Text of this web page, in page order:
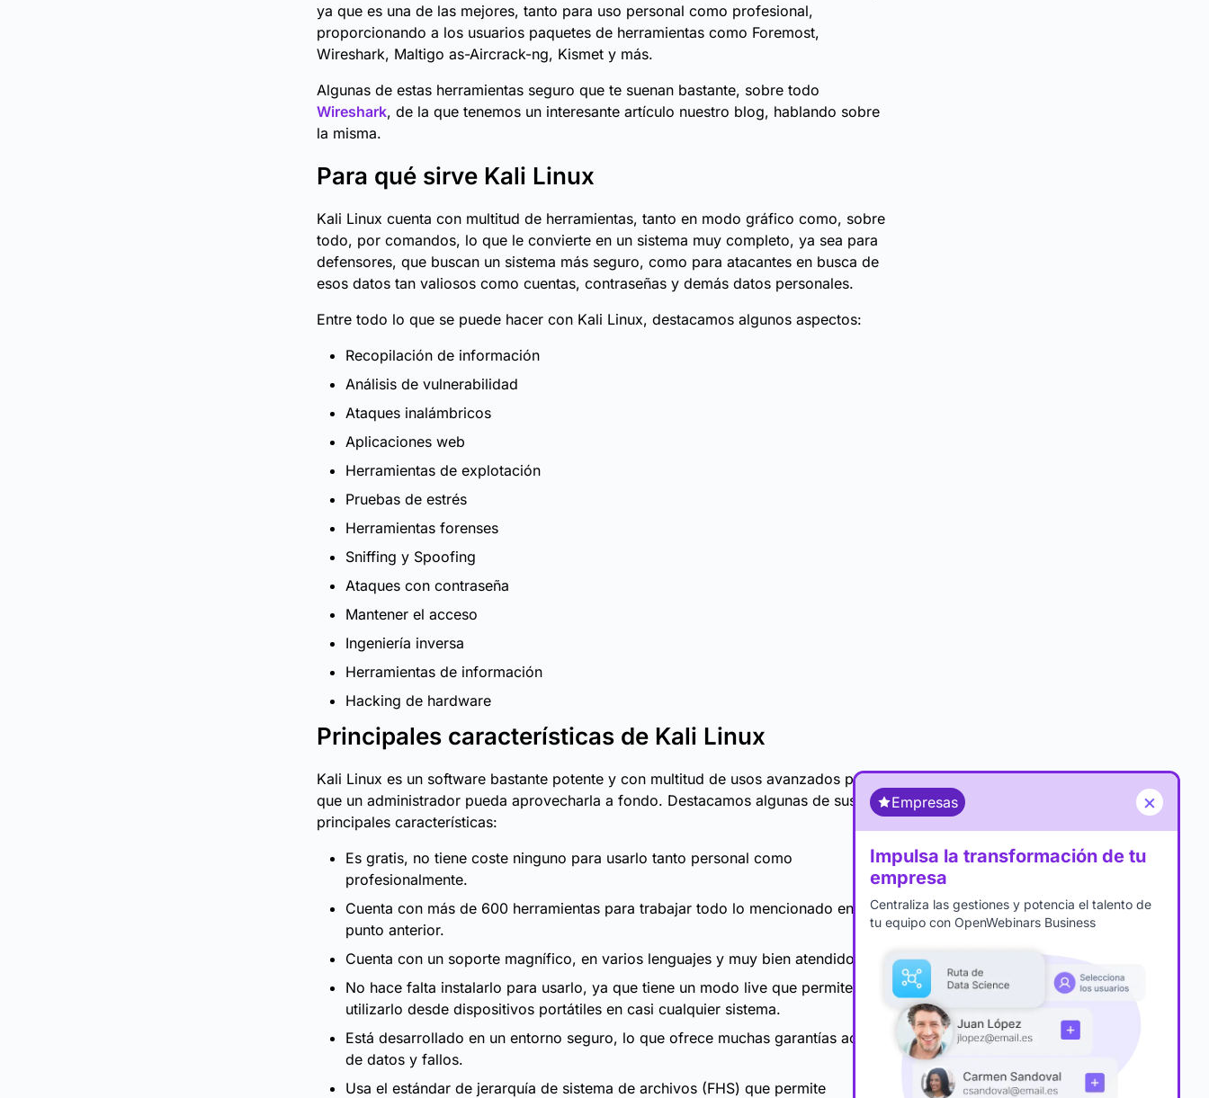
ya que es una de las mejores, tanto para uso personal como profesional,
proporcionando a los usuarios paquetes de herramientas como Foremost,
Wireshark, Maltigo as-Aircrack-ng, Kismet y más.
Algunas de estas herramientas seguro que te suenan bastante, sobre todo
Wireshark, de la que tenemos un interesante artículo nuestro blog, hablando sobre
la misma.
Para qué sirve Kali Linux
Kali Linux cuenta con multitud de herramientas, tanto en modo gráfico como, sobre
todo, por comandos, lo que le convierte en un sistema muy completo, ya sea para
defensores, que buscan un sistema más seguro, como para atacantes en busca de
esos datos tan valiosos como cuentas, contraseñas y demás datos personales.
Entre todo lo que se puede hacer con Kali Linux, destacamos algunos aspectos:
Recopilación de información
Análisis de vulnerabilidad
Ataques inalámbricos
Aplicaciones web
Herramientas de explotación
Pruebas de estrés
Herramientas forenses
Sniffing y Spoofing
Ataques con contraseña
Mantener el acceso
Ingeniería inversa
Herramientas de información
Hacking de hardware
Principales características de Kali Linux
Kali Linux es un software bastante potente y con multitud de usos avanzados para
que un administrador pueda aprovecharla a fondo. Destacamos algunas de sus
principales características:
Es gratis, no tiene coste ninguno para usarlo tanto personal como
profesionalmente.
Cuenta con más de 600 herramientas para trabajar todo lo mencionado en el
punto anterior.
Cuenta con un soporte magnífico, en varios lenguajes y muy bien atendido.
No hace falta instalarlo para usarlo, ya que tiene un modo live que permite
utilizarlo desde dispositivos portátiles en casi cualquier sistema.
Está desarrollado en un entorno seguro, lo que ofrece muchas garantías acerca
de datos y fallos.
Usa el estándar de jerarquía de sistema de archivos (FHS) que permite
Empresas ×
Impulsa la transformación de tu
empresa
Centraliza las gestiones y potencia el talento de
tu equipo con OpenWebinars Business